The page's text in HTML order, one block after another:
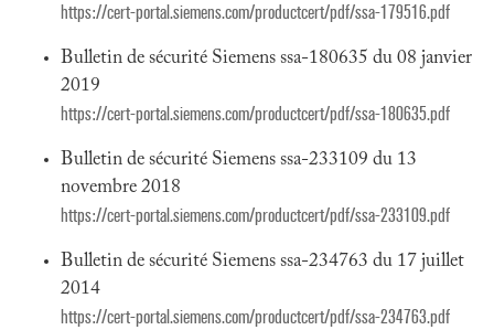
https://cert-portal.siemens.com/productcert/pdf/ssa-179516.pdf
Bulletin de sécurité Siemens ssa-180635 du 08 janvier
2019
https://cert-portal.siemens.com/productcert/pdf/ssa-180635.pdf
Bulletin de sécurité Siemens ssa-233109 du 13
novembre 2018
https://cert-portal.siemens.com/productcert/pdf/ssa-233109.pdf
Bulletin de sécurité Siemens ssa-234763 du 17 juillet
2014
https://cert-portal.siemens.com/productcert/pdf/ssa-234763.pdf